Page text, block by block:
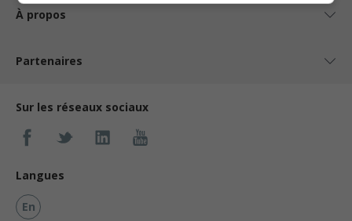
À propos
Partenaires
Sur les réseaux sociaux
Langues
En